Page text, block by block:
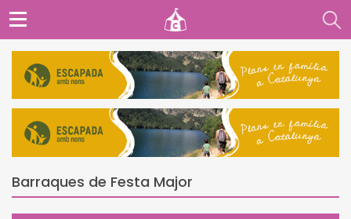
Barraques de Festa Major